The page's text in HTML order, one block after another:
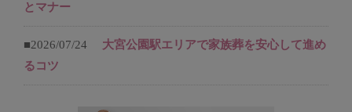
とマナー
■2026/07/24
大宮公園駅エリアで家族葬を安心して進め
るコツ